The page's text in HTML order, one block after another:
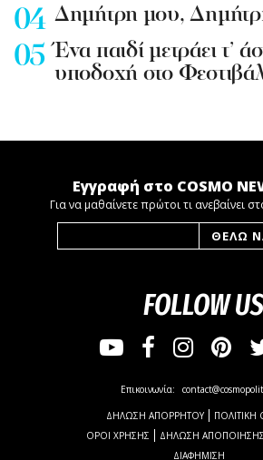
Δημήτρη μου,
Ένα παιδί μετράει τ’
υποδοχή στο
Εγγραφή στο COSMO
Για να μαθαίνετε πρώτοι τι ανεβαίνει
FOLLOW US
Επικοινωνία:
ΔΗΛΩΣΗ ΑΠΟΡΡΗΤΟΥ
ΠΟΛΙΤΙΚΗ
ΟΡΟΙ ΧΡΗΣΗΣ
ΔΗΛΩΣΗ
ΔΙΑΦΗΜΙΣΗ